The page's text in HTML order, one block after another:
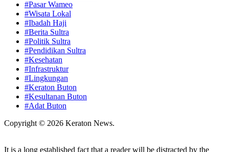
#Pasar Wameo
#Wisata Lokal
#Ibadah Haji
#Berita Sultra
#Politik Sultra
#Pendidikan Sultra
#Kesehatan
#Infrastruktur
#Lingkungan
#Keraton Buton
#Kesultanan Buton
#Adat Buton
Copyright © 2026 Keraton News.
It is a long established fact that a reader will be distracted by the